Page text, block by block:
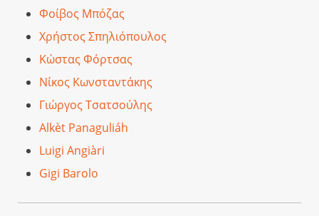
Φοίβος Μπόζας
Χρήστος Σπηλιόπουλος
Κώστας Φόρτσας
Νίκος Κωνσταντάκης
Γιώργος Τσατσούλης
Alkèt Panaguliáh
Luigi Angiàri
Gigi Barolo